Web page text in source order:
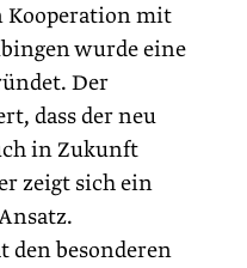
Kooperation mit
wurde eine
Der
dass der neu
in Zukunft
zeigt sich ein
den besonderen